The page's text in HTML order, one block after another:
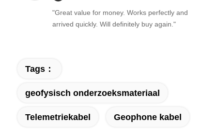
"Great value for money. Works perfectly and
arrived quickly. Will definitely buy again."
Tags：
geofysisch onderzoeksmateriaal
Telemetriekabel Geophone kabel